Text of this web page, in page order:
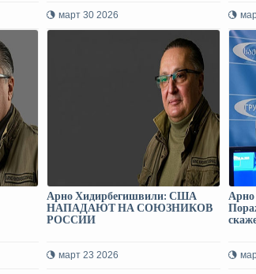
март 30 2026
Арно Хидирбегишвили: США
НАПАДАЮТ НА СОЮЗНИКОВ
РОССИИ
март 23 2026